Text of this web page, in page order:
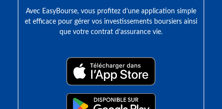
Avec EasyBourse, vous profitez d’une application simple
et efficace pour gérer vos investissements boursiers ainsi
que votre contrat d’assurance vie.